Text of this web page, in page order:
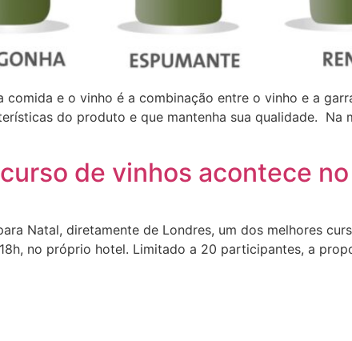
e o vinho é a combinação entre o vinho e a
do produto e que mantenha sua qualidade. Na
de vinhos acontece
Natal, diretamente de Londres, um dos melhores
no próprio hotel. Limitado a 20 participantes, a